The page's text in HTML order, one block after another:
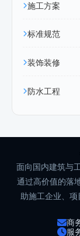
施工方案
标准规范
装饰装修
防水工程
面向国内建筑与
通过高价值的落
助施工企业、
商
服